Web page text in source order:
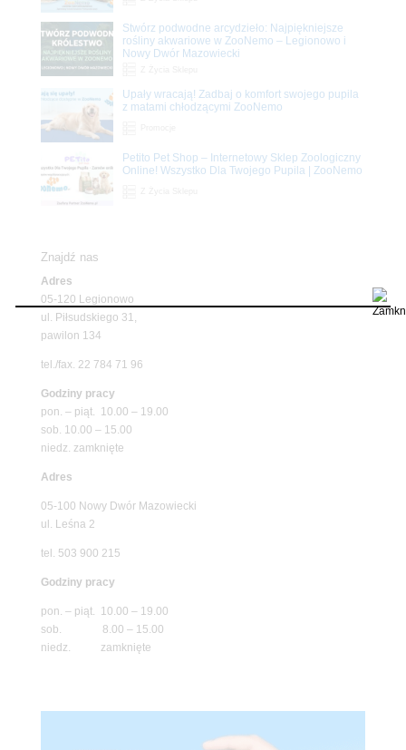
Stwórz podwodne arcydzieło: Najpiękniejsze
rośliny akwariowe w ZooNemo – Legionowo i
Nowy Dwór Mazowiecki
Upały wracają! Zadbaj o komfort swojego pupila
z matami chłodzącymi ZooNemo
Petito Pet Shop – Internetowy Sklep Zoologiczny
Online! Wszystko Dla Twojego Pupila | ZooNemo
Znajdź nas
Adres
05-120 Legionowo
ul. Piłsudskiego 31,
pawilon 134
tel./fax. 22 784 71 96
Godziny pracy
pon. – piąt. 10.00 – 19.00
sob. 10.00 – 15.00
niedz. zamknięte
Adres
05-100 Nowy Dwór Mazowiecki
ul. Leśna 2
tel. 503 900 215
Godziny pracy
pon. – piąt. 10.00 – 19.00
sob. 8.00 – 15.00
niedz. zamknięte